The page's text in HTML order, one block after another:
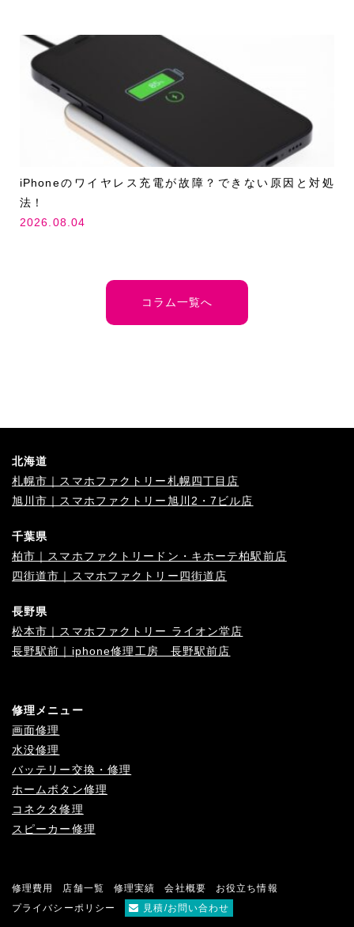
iPhoneのワイヤレス充電が故障？できない原因と対処
法！
2026.08.04
コラム一覧へ
北海道
札幌市｜スマホファクトリー札幌四丁目店
旭川市｜スマホファクトリー旭川2・7ビル店
千葉県
柏市｜スマホファクトリードン・キホーテ柏駅前店
四街道市｜スマホファクトリー四街道店
長野県
松本市｜スマホファクトリー ライオン堂店
長野駅前｜iphone修理工房 長野駅前店
修理メニュー
画面修理
水没修理
バッテリー交換・修理
ホームボタン修理
コネクタ修理
スピーカー修理
修理費用 店舗一覧 修理実績 会社概要
お役立ち情報
プライバシーポリシー
見積/お問い合わせ